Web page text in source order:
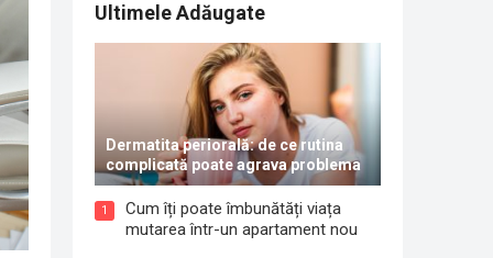
Ultimele Adăugate
Dermatita periorală: de ce rutina
complicată poate agrava problema
1
Cum îți poate îmbunătăți viața
mutarea într-un apartament nou